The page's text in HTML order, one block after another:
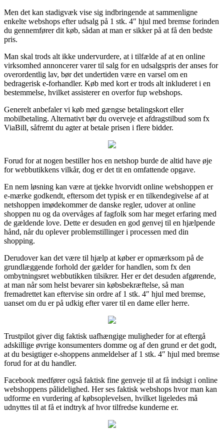
Men det kan stadigvæk vise sig indbringende at sammenligne
enkelte webshops efter udsalg på 1 stk. 4″ hjul med bremse forinden
du gennemfører dit køb, sådan at man er sikker på at få den bedste
pris.
Man skal trods alt ikke undervurdere, at i tilfælde af at en online
virksomhed annoncerer varer til salg for en udsalgspris der anses for
overordentlig lav, bør det undertiden være en varsel om en
bedragerisk e-forhandler. Køb med kort er trods alt inkluderet i en
bestemmelse, hvilket assisterer en overfor fup webshops.
Generelt anbefaler vi køb med gængse betalingskort eller
mobilbetaling. Alternativt bør du overveje et afdragstilbud som fx
ViaBill, såfremt du agter at betale prisen i flere bidder.
Forud for at nogen bestiller hos en netshop burde de altid have øje
for webbutikkens vilkår, dog er det tit en omfattende opgave.
En nem løsning kan være at tjekke hvorvidt online webshoppen er
e-mærke godkendt, eftersom det typisk er en tilkendegivelse af at
netshoppen imødekommer de danske regler, udover at online
shoppen nu og da overvåges af fagfolk som har meget erfaring med
de gældende love. Dette er desuden en god genvej til en hjælpende
hånd, når du oplever problemstillinger i processen med din
shopping.
Derudover kan det være til hjælp at køber er opmærksom på de
grundlæggende forhold der gælder for handlen, som fx den
ombytningsret webbutikken tilsikrer. Her er det desuden afgørende,
at man når som helst bevarer sin købsbekræftelse, så man
fremadrettet kan eftervise sin ordre af 1 stk. 4″ hjul med bremse,
uanset om du er på udkig efter varer til en dame eller herre.
Trustpilot giver dig faktisk uafhængige muligheder for at eftergå
adskillige øvrige konsumenters domme og af den grund er det godt,
at du besigtiger e-shoppens anmeldelser af 1 stk. 4″ hjul med bremse
forud for at du handler.
Facebook medfører også faktisk fine genveje til at få indsigt i online
webshoppens pålidelighed. Her ses faktisk webshops hvor man kan
udforme en vurdering af købsoplevelsen, hvilket ligeledes må
udnyttes til at få et indtryk af hvor tilfredse kunderne er.